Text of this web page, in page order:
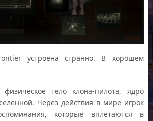
устроена странно. В хорошем
тело клона-пилота, ядро
Через действия в мире игрок
которые вплетаются в